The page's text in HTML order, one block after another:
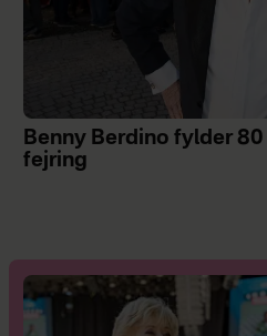
Benny Berdino fylder
fejring